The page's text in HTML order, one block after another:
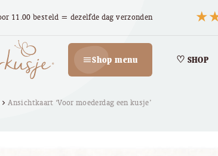
11.00 besteld = dezelfde dag verzonden
menuShop menu ♡ SHOP
chevron_rightAnsichtkaart ‘Voor moederdag een kusje’